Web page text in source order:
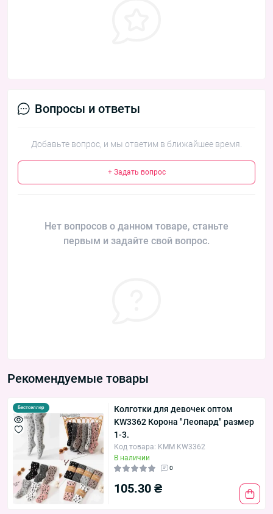
Вопросы и ответы
Добавьте вопрос, и мы ответим в ближайшее время.
+ Задать вопрос
Нет вопросов о данном товаре, станьте
первым и задайте свой вопрос.
Рекомендуемые товары
Бестселлер
Колготки для девочек оптом
KW3362 Корона "Леопард" размер
1-3.
Код товара: KMM KW3362
В наличии
0
105.30 ₴